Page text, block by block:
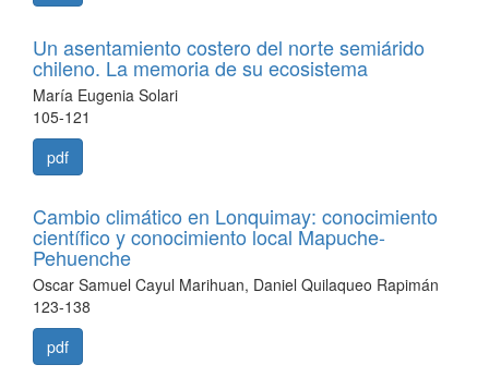
Un asentamiento costero del norte semiárido
chileno. La memoria de su ecosistema
María Eugenia Solari
105-121
pdf
Cambio climático en Lonquimay: conocimiento
científico y conocimiento local Mapuche-
Pehuenche
Oscar Samuel Cayul Marihuan, Daniel Quilaqueo Rapimán
123-138
pdf